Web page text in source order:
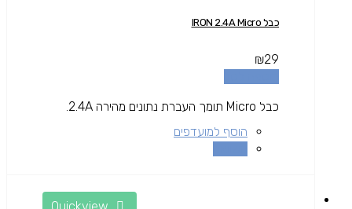
כבל IRON 2.4A Micro
₪29
כבל Micro תומך העברת נתונים מהירה 2.4A.
הוסף למועדפים